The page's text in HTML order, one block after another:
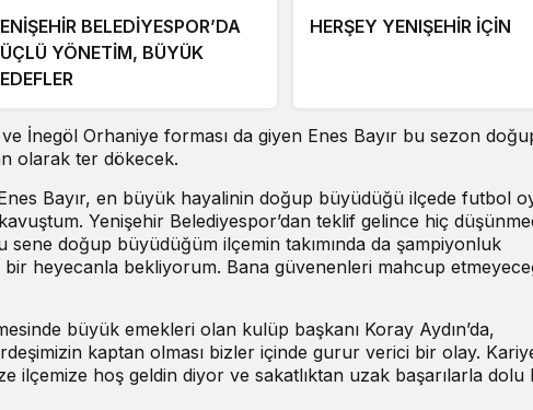
BELEDİYESPOR’DA
YÖNETİM, BÜYÜK
HERŞEY YENIŞEHİR İÇİN
İnegöl Orhaniye forması da giyen Enes Bayır bu sezon
olarak ter dökecek.
Bayır, en büyük hayalinin doğup büyüdüğü ilçede futbol
Yenişehir Belediyespor’dan teklif gelince hiç
doğup büyüdüğüm ilçemin takımında da şampiyonluk
bir heyecanla bekliyorum. Bana güvenenleri mahcup
büyük emekleri olan kulüp başkanı Koray Aydın’da,
kaptan olması bizler içinde gurur verici bir olay.
ilçemize hoş geldin diyor ve sakatlıktan uzak başarılarla dolu